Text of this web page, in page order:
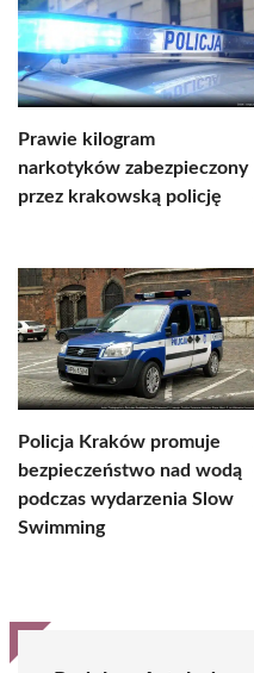
Prawie kilogram
narkotyków zabezpieczony
przez krakowską policję
Policja Kraków promuje
bezpieczeństwo nad wodą
podczas wydarzenia Slow
Swimming